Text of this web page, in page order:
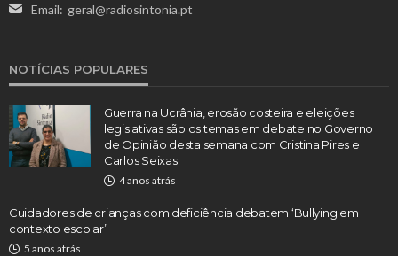
Email: geral@radiosintonia.pt
NOTÍCIAS POPULARES
Guerra na Ucrânia, erosão costeira e eleições
legislativas são os temas em debate no Governo
de Opinião desta semana com Cristina Pires e
Carlos Seixas
4 anos atrás
Cuidadores de crianças com deficiência debatem ‘Bullying em
contexto escolar’
5 anos atrás